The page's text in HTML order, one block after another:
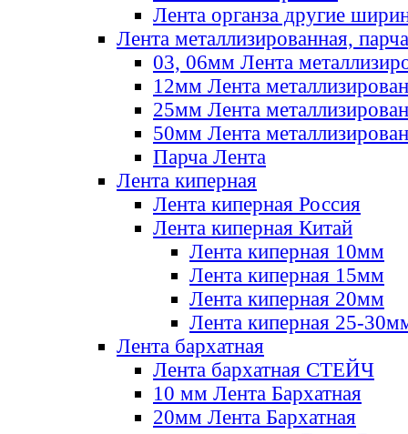
Лента органза другие
Лента металлизированная, парча
03, 06мм Лента
12мм Лента
25мм Лента
50мм Лента
Парча Лента
Лента киперная
Лента киперная Россия
Лента киперная Китай
Лента киперная 10мм
Лента киперная 15мм
Лента киперная 20мм
Лента киперная 25-
Лента бархатная
Лента бархатная СТЕЙЧ
10 мм Лента Бархатная
20мм Лента Бархатная